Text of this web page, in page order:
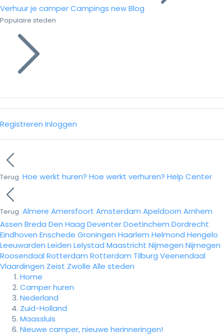
Verhuur je camperCampings newBlog
Populaire steden
Registreren Inloggen
Terug Hoe werkt huren? Hoe werkt verhuren? Help Center
Terug Almere Amersfoort Amsterdam Apeldoorn Arnhem
Assen Breda Den Haag DeventerDoetinchem Dordrecht
Eindhoven Enschede Groningen Haarlem Helmond Hengelo
Leeuwarden Leiden Lelystad Maastricht Nijmegen Nijmegen
Roosendaal Rotterdam Rotterdam Tilburg Veenendaal
Vlaardingen Zeist Zwolle Alle steden
Home
Camper huren
Nederland
Zuid-Holland
Maassluis
Nieuwe camper, nieuwe herinneringen!